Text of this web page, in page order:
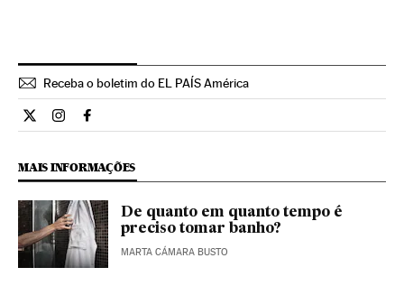
Receba o boletim do EL PAÍS América
Estilo El País Brasil en Twitter
Estilo El País Brasil en Instagram
Estilo El País Brasil en Facebook
MAIS INFORMAÇÕES
De quanto em quanto tempo é
preciso tomar banho?
MARTA CÁMARA BUSTO